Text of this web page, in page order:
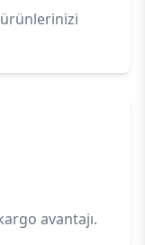
ürünlerinizi
avantajı.